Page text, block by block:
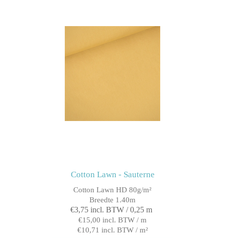
Cotton Lawn - Sauterne
Cotton Lawn HD 80g/m²
Breedte 1.40m
€3,75 incl. BTW / 0,25 m
€15,00 incl. BTW / m
€10,71 incl. BTW / m²